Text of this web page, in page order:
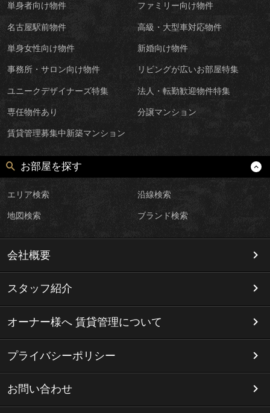
単身者向け物件 ファミリー向け物件
名古屋駅前物件 高級・大型車対応物件
単身女性向け物件 新婚向け物件
事務所・サロン向け物件 リビングが広いお部屋特集
ユニークデザイナーズ特集 法人・転勤歓迎物件特集
専任物件あり 分譲マンション
賃貸管理募集中新築マンション
お部屋を探す
エリア検索 沿線検索
地図検索 ブランド検索
会社概要
スタッフ紹介
オーナー様へ 賃貸管理について
プライバシーポリシー
お問い合わせ